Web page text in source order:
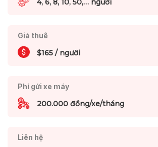
Giá thuê
$165 / người
Phí gửi xe máy
200.000 đồng/xe/tháng
Liên hệ